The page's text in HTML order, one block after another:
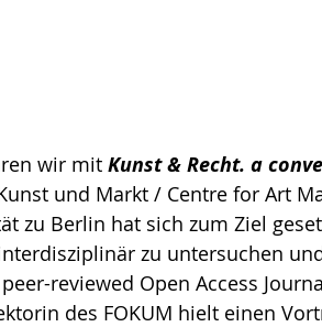
wir mit Kunst & Recht. a
und Markt / Centre for Art
zu Berlin hat sich zum Ziel
zu untersuchen
reviewed Open Access
des FOKUM hielt einen